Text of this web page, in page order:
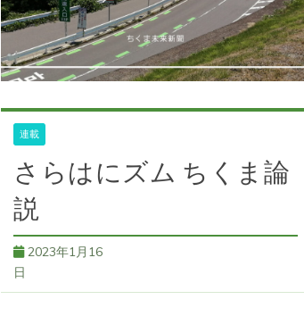
連載
さらはにズム ちくま論
説
2023年1月16
日